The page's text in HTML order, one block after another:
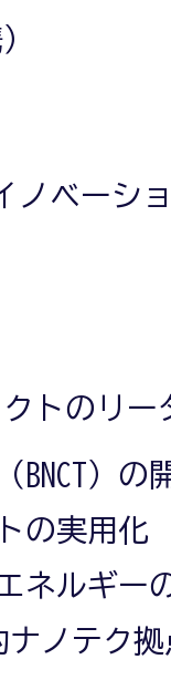
ノベーシ
トのリー
BNCT）の
の実用化
ネルギー
ナノテク